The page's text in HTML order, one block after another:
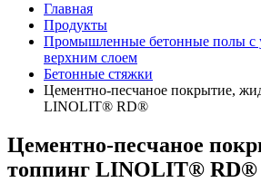
Главная
Продукты
Промышленные бетонные полы с
верхним слоем
Бетонные стяжки
Цементно-песчаное покрытие,
LINOLIT® RD®
Цементно-песчаное
топпинг LINOLIT® RD®